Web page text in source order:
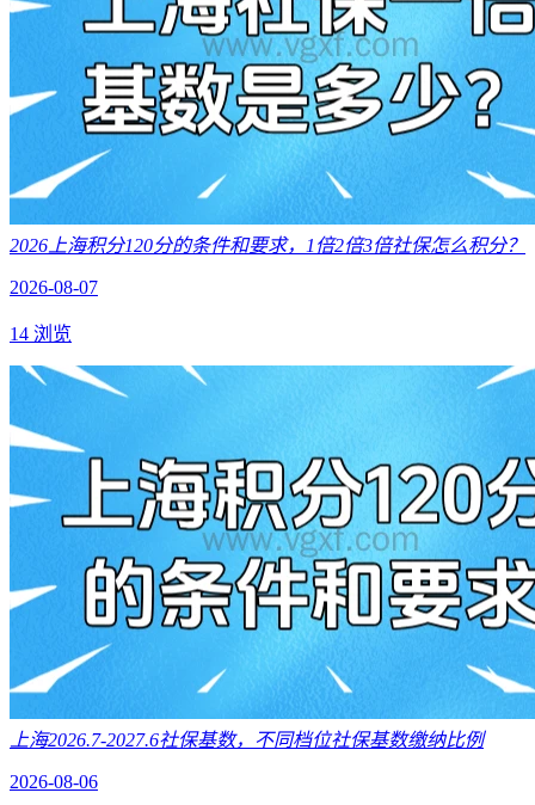
2026上海积分120分的条件和要求，1倍2倍3倍社保怎么积分？
2026-08-07
14 浏览
上海2026.7-2027.6社保基数，不同档位社保基数缴纳比例
2026-08-06